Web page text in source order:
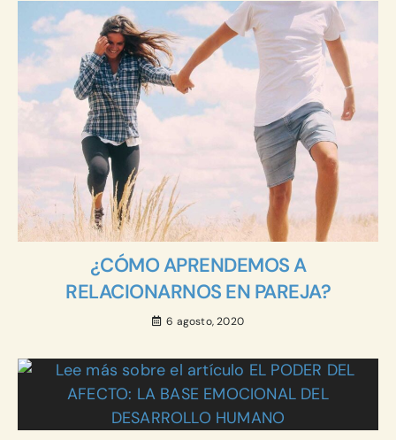
¿CÓMO APRENDEMOS A
RELACIONARNOS EN PAREJA?
6 agosto, 2020